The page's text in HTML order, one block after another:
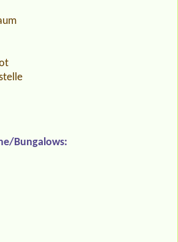
Bungalows: